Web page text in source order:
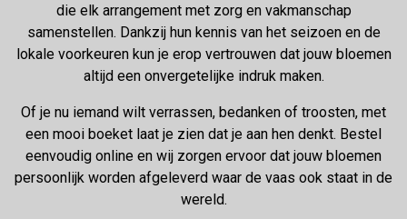
die elk arrangement met zorg en vakmanschap
samenstellen. Dankzij hun kennis van het seizoen en de
lokale voorkeuren kun je erop vertrouwen dat jouw bloemen
altijd een onvergetelijke indruk maken.
Of je nu iemand wilt verrassen, bedanken of troosten, met
een mooi boeket laat je zien dat je aan hen denkt. Bestel
eenvoudig online en wij zorgen ervoor dat jouw bloemen
persoonlijk worden afgeleverd waar de vaas ook staat in de
wereld.